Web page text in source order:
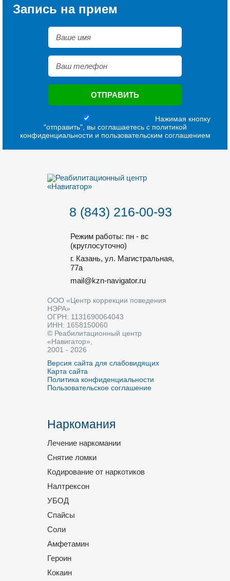
Запись на прием
Нажимая кнопку
"отправить", вы соглашаетесь с политикой
конфиденциальности и пользовательским соглашением
8 (843) 216-00-93
Режим работы: пн - вс
(круглосуточно)
г. Казань, ул. Магистральная,
77a
mail@kzn-navigator.ru
ООО «Центр коррекции поведения
НЭРА»
ОГРН: 1131690064043
ИНН: 1658150060
© Реабилитационный центр
«Навигатор»,
2001 - 2026
Версия сайта для слабовидящих
Карта сайта
Политика конфиденциальности
Пользовательское соглашение
Наркомания
Лечение наркомании
Снятие ломки
Кодирование от наркотиков
Налтрексон
УБОД
Спайсы
Соли
Амфетамин
Героин
Кокаин